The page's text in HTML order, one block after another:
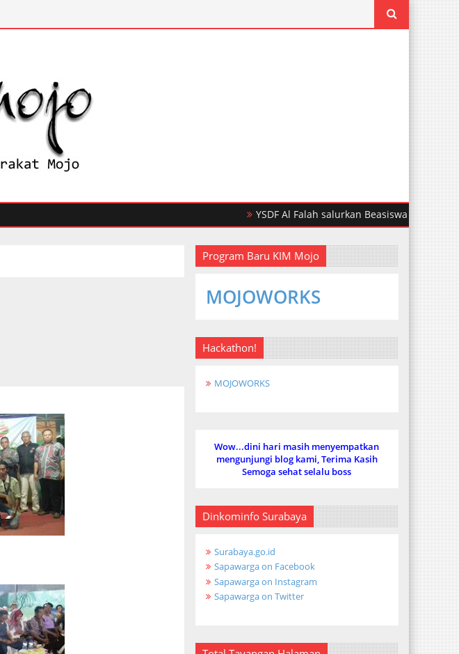
YSDF Al Falah salurkan Beasiswa Pendidikan
Program Baru KIM Mojo
MOJOWORKS
Hackathon!
MOJOWORKS
Wow...dini hari masih menyempatkan
mengunjungi blog kami, Terima Kasih
Semoga sehat selalu boss
Dinkominfo Surabaya
Surabaya.go.id
Sapawarga on Facebook
Sapawarga on Instagram
Sapawarga on Twitter